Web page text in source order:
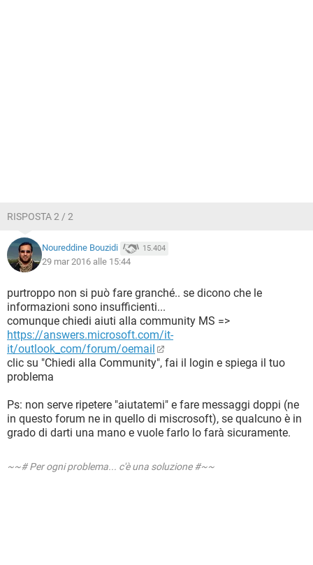
RISPOSTA 2 / 2
Noureddine Bouzidi 15.404
29 mar 2016 alle 15:44
purtroppo non si può fare granché.. se dicono che le
informazioni sono insufficienti...
comunque chiedi aiuti alla community MS =>
https://answers.microsoft.com/it-
it/outlook_com/forum/oemail
clic su "Chiedi alla Community", fai il login e spiega il tuo
problema
Ps: non serve ripetere "aiutatemi" e fare messaggi doppi (ne
in questo forum ne in quello di miscrosoft), se qualcuno è in
grado di darti una mano e vuole farlo lo farà sicuramente.
~~# Per ogni problema... c'è una soluzione #~~